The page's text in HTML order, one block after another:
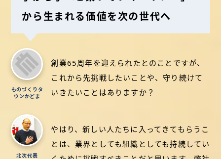
から生まれる価値を次の世代へ
ものづくりタ
ウンかどま
創業65周年を迎えられたとのことですが、
これから先挑戦したいことや、守り続けて
いきたいことはありますか？
北次代表
やはり、新しい人たちに入ってきてもらうこ
とは、業界としても組織としても持続してい